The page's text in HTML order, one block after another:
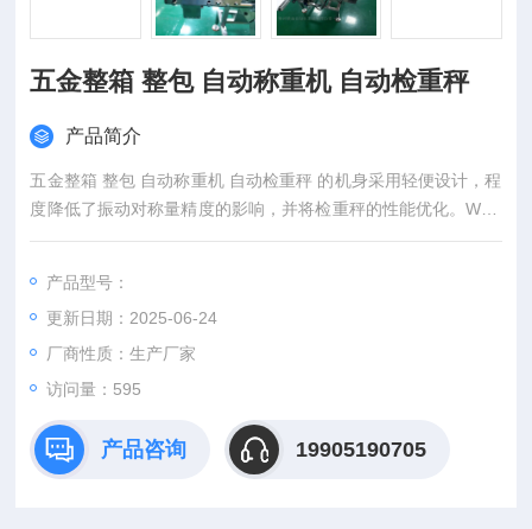
五金整箱 整包 自动称重机 自动检重秤
产品简介
五金整箱 整包 自动称重机 自动检重秤 的机身采用轻便设计，程
度降低了振动对称量精度的影响，并将检重秤的性能优化。WT3
000简化设计，将活动部件的数量减到低，这样做不仅可以减少
产品型号：
更新日期：2025-06-24
厂商性质：生产厂家
访问量：595
产品咨询 19905190705